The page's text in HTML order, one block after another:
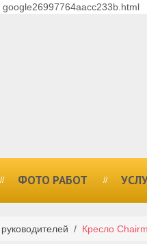
ФОТО РАБОТ
/ Кресло